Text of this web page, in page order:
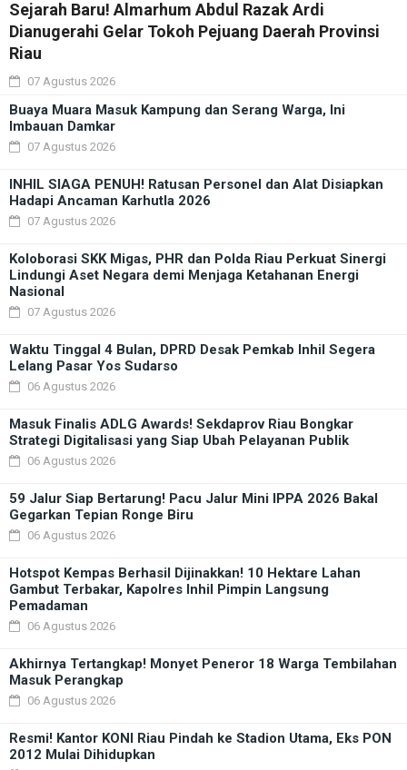
Sejarah Baru! Almarhum Abdul Razak Ardi
Dianugerahi Gelar Tokoh Pejuang Daerah Provinsi
Riau
07 Agustus 2026
Buaya Muara Masuk Kampung dan Serang Warga, Ini
Imbauan Damkar
07 Agustus 2026
INHIL SIAGA PENUH! Ratusan Personel dan Alat Disiapkan
Hadapi Ancaman Karhutla 2026
07 Agustus 2026
Koloborasi SKK Migas, PHR dan Polda Riau Perkuat Sinergi
Lindungi Aset Negara demi Menjaga Ketahanan Energi
Nasional
07 Agustus 2026
Waktu Tinggal 4 Bulan, DPRD Desak Pemkab Inhil Segera
Lelang Pasar Yos Sudarso
06 Agustus 2026
Masuk Finalis ADLG Awards! Sekdaprov Riau Bongkar
Strategi Digitalisasi yang Siap Ubah Pelayanan Publik
06 Agustus 2026
59 Jalur Siap Bertarung! Pacu Jalur Mini IPPA 2026 Bakal
Gegarkan Tepian Ronge Biru
06 Agustus 2026
Hotspot Kempas Berhasil Dijinakkan! 10 Hektare Lahan
Gambut Terbakar, Kapolres Inhil Pimpin Langsung
Pemadaman
06 Agustus 2026
Akhirnya Tertangkap! Monyet Peneror 18 Warga Tembilahan
Masuk Perangkap
06 Agustus 2026
Resmi! Kantor KONI Riau Pindah ke Stadion Utama, Eks PON
2012 Mulai Dihidupkan